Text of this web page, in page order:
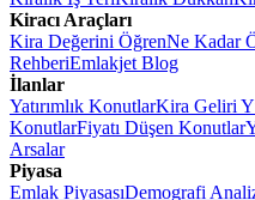
Kiracı Araçları
Kira Değerini ÖğrenNe Kadar
RehberiEmlakjet Blog
İlanlar
Yatırımlık KonutlarKira Geliri
KonutlarFiyatı Düşen Konutlar
Arsalar
Piyasa
Emlak PiyasasıDemografi